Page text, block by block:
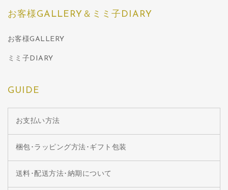
お客様GALLERY＆ミミ子DIARY
お客様GALLERY
ミミ子DIARY
GUIDE
お支払い方法
梱包･ラッピング方法･ギフト包装
送料･配送方法･納期について